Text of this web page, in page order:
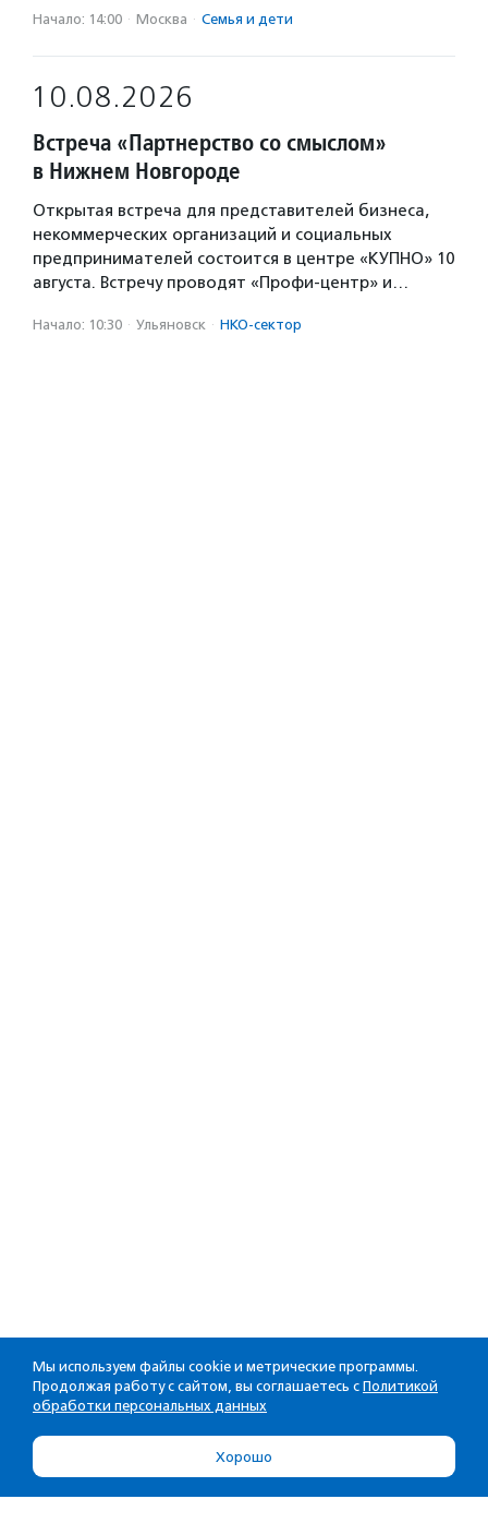
Начало: 14:00 · Москва · Семья и дети
10.08.2026
Встреча «Партнерство со смыслом»
в Нижнем Новгороде
Открытая встреча для представителей бизнеса,
некоммерческих организаций и социальных
предпринимателей состоится в центре «КУПНО» 10
августа. Встречу проводят «Профи-центр» и…
Начало: 10:30 · Ульяновск · НКО-сектор
Мы используем файлы cookie и метрические программы.
Продолжая работу с сайтом, вы соглашаетесь с Политикой
обработки персональных данных
Хорошо